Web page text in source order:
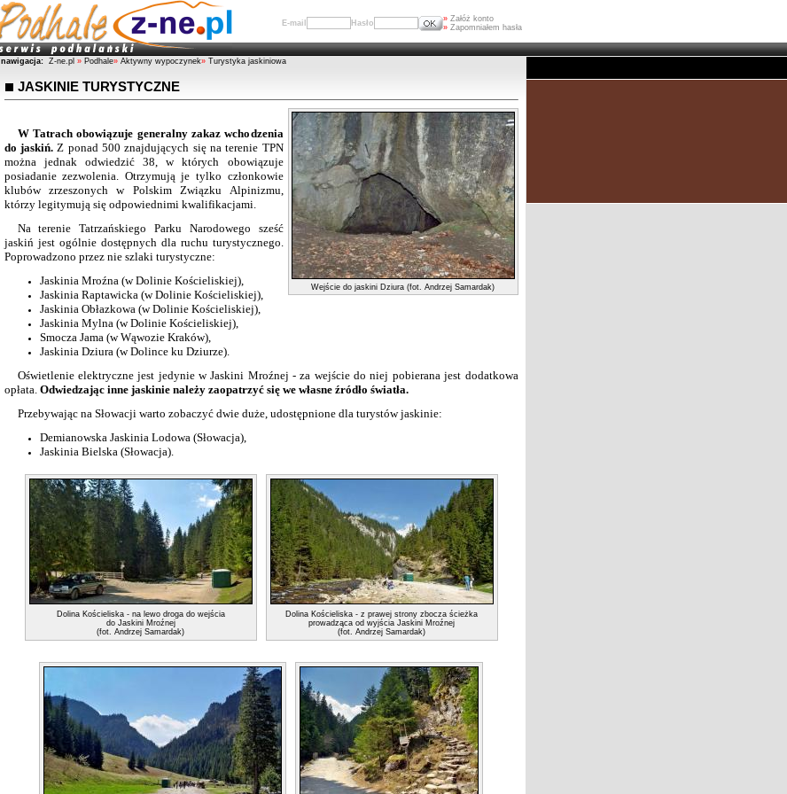
E-mail Hasło » Załóż konto
» Zapomniałem hasła
nawigacja: Z-ne.pl » Podhale» Aktywny wypoczynek» Turystyka jaskiniowa
JASKINIE TURYSTYCZNE
Wejście do jaskini Dziura (fot. Andrzej Samardak)
W Tatrach obowiązuje generalny zakaz wchodzenia
do jaskiń.Z ponad 500 znajdujących się na terenie TPN
można jednak odwiedzić 38, w których obowiązuje
posiadanie zezwolenia. Otrzymują je tylko członkowie
klubów zrzeszonych w Polskim Związku Alpinizmu,
którzy legitymują się odpowiednimi kwalifikacjami.
Na terenie Tatrzańskiego Parku Narodowego sześć
jaskiń jest ogólnie dostępnych dla ruchu turystycznego.
Poprowadzono przez nie szlaki turystyczne:
Jaskinia Mroźna (w Dolinie Kościeliskiej),
Jaskinia Raptawicka (w Dolinie Kościeliskiej),
Jaskinia Obłazkowa (w Dolinie Kościeliskiej),
Jaskinia Mylna (w Dolinie Kościeliskiej),
Smocza Jama (w Wąwozie Kraków),
Jaskinia Dziura (w Dolince ku Dziurze).
Oświetlenie elektryczne jest jedynie w Jaskini Mroźnej - za wejście do niej pobierana jest dodatkowa
opłata. Odwiedzając inne jaskinie należy zaopatrzyć się we własne źródło światła.
Przebywając na Słowacji warto zobaczyć dwie duże, udostępnione dla turystów jaskinie:
Demianowska Jaskinia Lodowa (Słowacja),
Jaskinia Bielska (Słowacja).
Dolina Kościeliska - na lewo droga do wejścia
do Jaskini Mroźnej
(fot. Andrzej Samardak)
Dolina Kościeliska - z prawej strony zbocza ścieżka
prowadząca od wyjścia Jaskini Mroźnej
(fot. Andrzej Samardak)